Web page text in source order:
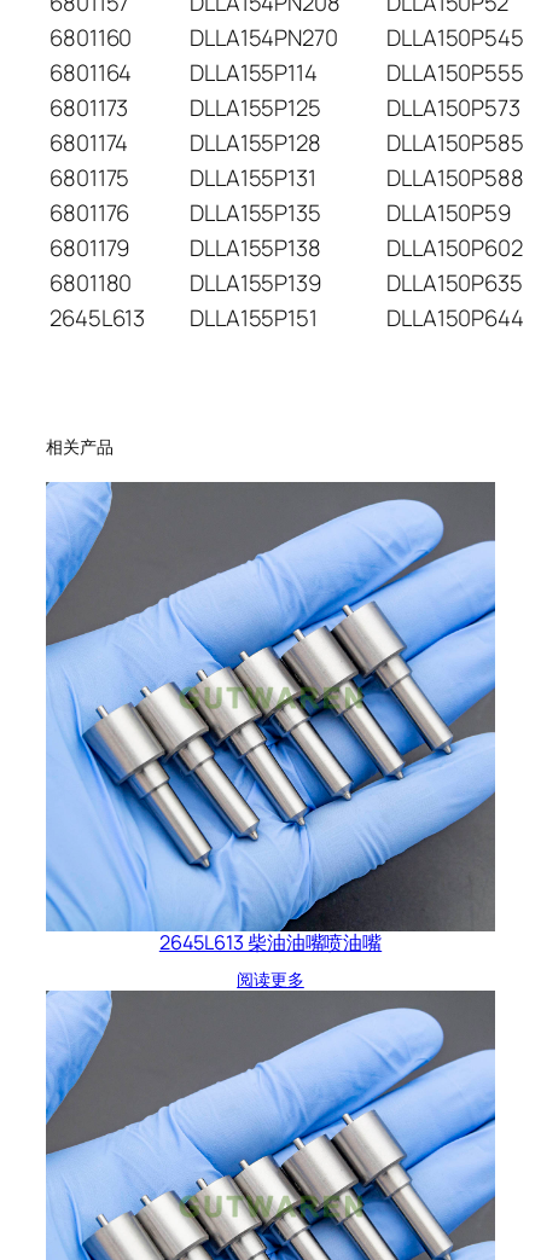
6801160
DLLA154PN270
DLLA150P545
6801164
DLLA155P114
DLLA150P555
6801173
DLLA155P125
DLLA150P573
6801174
DLLA155P128
DLLA150P585
6801175
DLLA155P131
DLLA150P588
6801176
DLLA155P135
DLLA150P59
6801179
DLLA155P138
DLLA150P602
6801180
DLLA155P139
DLLA150P635
2645L613
DLLA155P151 DLLA150P644
相关产品
2645L613 柴油油嘴喷油嘴
阅读更多